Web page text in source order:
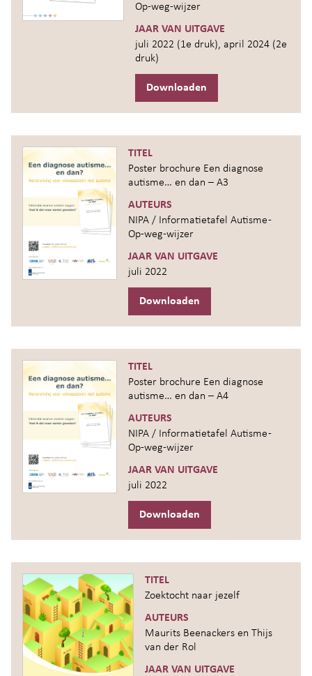
Op-weg-wijzer
JAAR VAN UITGAVE
juli 2022 (1e druk), april 2024 (2e
druk)
Downloaden
TITEL
Poster brochure Een diagnose
autisme… en dan – A3
AUTEURS
NIPA / Informatietafel Autisme -
Op-weg-wijzer
JAAR VAN UITGAVE
juli 2022
Downloaden
TITEL
Poster brochure Een diagnose
autisme… en dan – A4
AUTEURS
NIPA / Informatietafel Autisme -
Op-weg-wijzer
JAAR VAN UITGAVE
juli 2022
Downloaden
TITEL
Zoektocht naar jezelf
AUTEURS
Maurits Beenackers en Thijs
van der Rol
JAAR VAN UITGAVE